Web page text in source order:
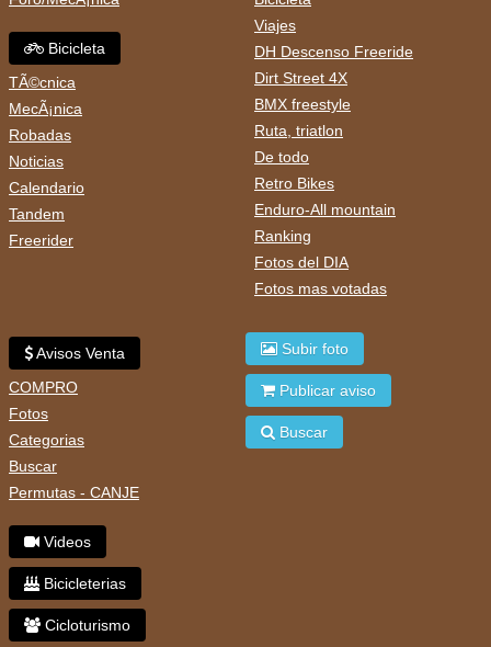
Bicicleta
TÃ©cnica
MecÃ¡nica
Robadas
Noticias
Calendario
Tandem
Freerider
Viajes
DH Descenso Freeride
Dirt Street 4X
BMX freestyle
Ruta, triatlon
De todo
Retro Bikes
Enduro-All mountain
Ranking
Fotos del DIA
Fotos mas votadas
Avisos Venta
COMPRO
Fotos
Categorias
Buscar
Permutas - CANJE
Videos
Bicicleterias
Cicloturismo
Subir foto
Publicar aviso
Buscar